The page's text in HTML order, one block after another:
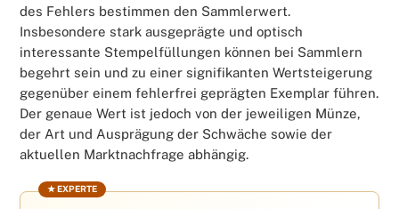
des Fehlers bestimmen den Sammlerwert.
Insbesondere stark ausgeprägte und optisch
interessante Stempelfüllungen können bei Sammlern
begehrt sein und zu einer signifikanten Wertsteigerung
gegenüber einem fehlerfrei geprägten Exemplar führen.
Der genaue Wert ist jedoch von der jeweiligen Münze,
der Art und Ausprägung der Schwäche sowie der
aktuellen Marktnachfrage abhängig.